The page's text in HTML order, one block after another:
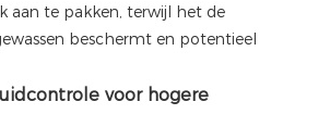
aan te pakken, terwijl het de
beschermt en potentieel
voor hogere